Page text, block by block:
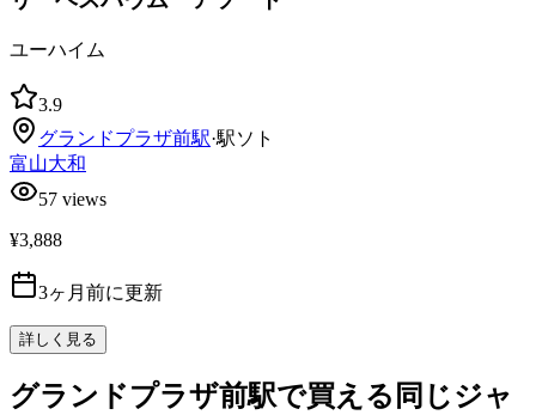
ユーハイム
3.9
グランドプラザ前駅·駅ソト
富山大和
57 views
¥3,888
3ヶ月前に更新
詳しく見る
グランドプラザ前駅で買える同じジャ